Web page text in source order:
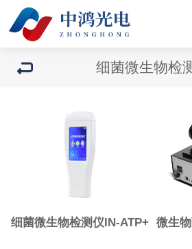
细菌微生物检
细菌微生物检测仪IN-ATP+